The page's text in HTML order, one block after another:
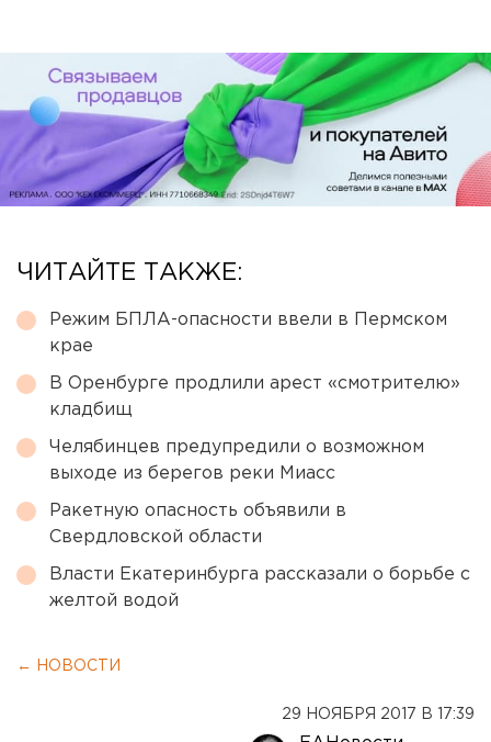
ЧИТАЙТЕ ТАКЖЕ:
Режим БПЛА-опасности ввели в Пермском
крае
В Оренбурге продлили арест «смотрителю»
кладбищ
Челябинцев предупредили о возможном
выходе из берегов реки Миасс
Ракетную опасность объявили в
Свердловской области
Власти Екатеринбурга рассказали о борьбе с
желтой водой
← НОВОСТИ
29 НОЯБРЯ 2017 В 17:39